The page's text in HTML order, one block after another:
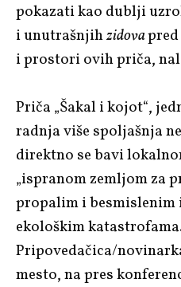
pokazati kao dublji
i unutrašnjihzidova
i prostori ovih priča,
Priča „Šakal i kojot“,
radnja više spoljašnja
direktno se bavi
„ispranom zemljom za
propalim i
ekološkim
Pripovedačica/
mesto, na pres